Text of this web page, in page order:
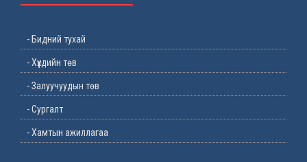
- Бидний тухай
- Хүүхдийн төв
- Залуучуудын төв
- Сургалт
- Хамтын ажиллагаа